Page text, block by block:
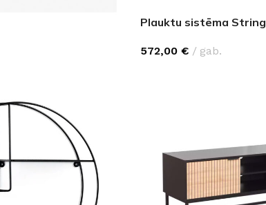
Plauktu sistēma String
572,00 € gab.